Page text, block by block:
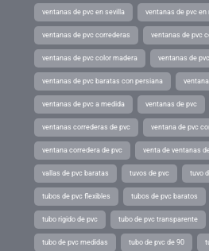
ventanas de pvc en sevilla ventanas de pvc en
ventanas de pvc correderas ventanas de pvc
ventanas de pvc color madera ventanas de
ventanas de pvc baratas con persiana
ventanas de pvc a medida ventanas de pvc
ventanas correderas de pvc ventana de pvc
ventana corredera de pvc venta de ventanas
vallas de pvc baratas tuvos de pvc tuvo
tubos de pvc flexibles tubos de pvc baratos
tubo rigido de pvc tubo de pvc transparente
tubo de pvc medidas tubo de pvc de 90